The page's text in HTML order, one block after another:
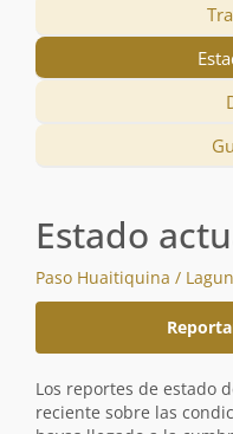
Estado
Paso Huaitiquina /
Los reportes de estado
reciente sobre las